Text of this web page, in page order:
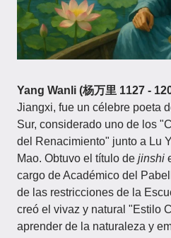
Yang Wanli (杨万里 1127 -
Jiangxi, fue un célebre poeta
Sur, considerado uno de los
del Renacimiento" junto a Lu
Mao. Obtuvo el título de jinshi
cargo de Académico del
de las restricciones de la
creó el vivaz y natural "Estilo
aprender de la naturaleza y